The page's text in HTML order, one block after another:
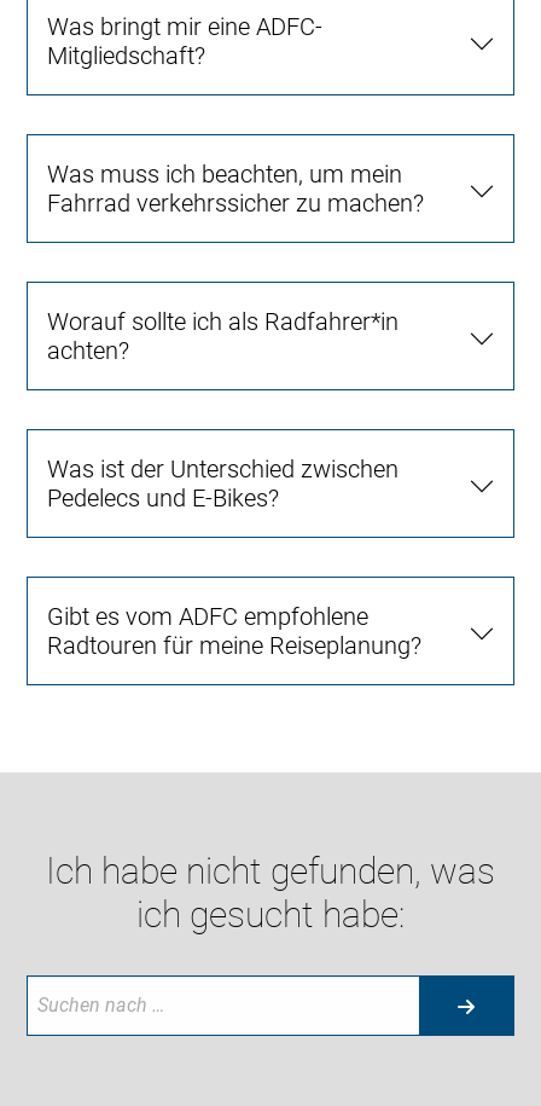
Was bringt mir eine ADFC-
Mitgliedschaft?
Was muss ich beachten, um mein
Fahrrad verkehrssicher zu machen?
Worauf sollte ich als Radfahrer*in
achten?
Was ist der Unterschied zwischen
Pedelecs und E-Bikes?
Gibt es vom ADFC empfohlene
Radtouren für meine Reiseplanung?
Ich habe nicht gefunden, was
ich gesucht habe: